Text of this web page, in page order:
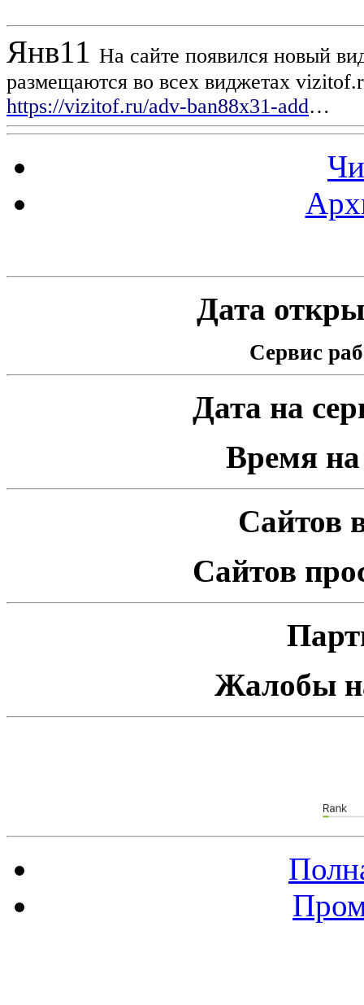
Янв11 На сайте появился новый
размещаются во всех виджетах
https://vizitof.ru/adv-ban88x31-add…
Дата
Сервис
Дата на
Время на
Сайтов
Сайтов
Жалобы